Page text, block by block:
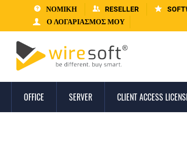
ΝΟΜΙΚΗ RESELLER
Ο ΛΟΓΑΡΙΑΣΜΌΣ ΜΟΥ
OFFICE SERVER CLIENT ACCESS